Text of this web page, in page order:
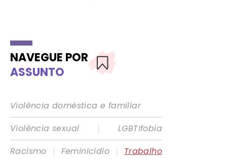
NAVEGUE POR
ASSUNTO
Violência doméstica e familiar
Violência sexual
|
LGBTIfobia
Racismo
| Feminicídio |
Trabalho